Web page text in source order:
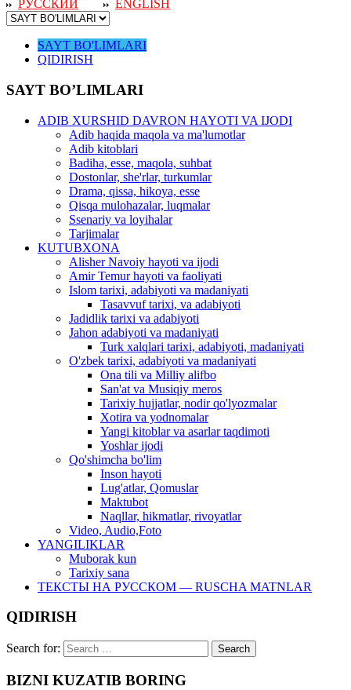
РУССКИЙ ENGLISH
SAYT BO'LIMLARI
QIDIRISH
SAYT BO’LIMLARI
ADIB XURSHID DAVRON HAYOTI VA IJODI
Adib haqida maqola va ma'lumotlar
Adib kitoblari
Badiha, esse, maqola, suhbat
Dostonlar, she'rlar, turkumlar
Drama, qissa, hikoya, esse
Qisqa mulohazalar, luqmalar
Ssenariy va loyihalar
Tarjimalar
KUTUBXONA
Alisher Navoiy hayoti va ijodi
Amir Temur hayoti va faoliyati
Islom tarixi, adabiyoti va madaniyati
Tasavvuf tarixi, va adabiyoti
Jadidlik tarixi va adabiyoti
Jahon adabiyoti va madaniyati
Turk xalqlari tarixi, adabiyoti, madaniyati
O'zbek tarixi, adabiyoti va madaniyati
Ona tili va Milliy alifbo
San'at va Musiqiy meros
Tarixiy hujjatlar, nodir qo'lyozmalar
Xotira va yodnomalar
Yangi kitoblar va asarlar taqdimoti
Yoshlar ijodi
Qo'shimcha bo'lim
Inson hayoti
Lug'atlar, Qomuslar
Maktubot
Naqllar, hikmatlar, rivoyatlar
Video, Audio,Foto
YANGILIKLAR
Muborak kun
Tarixiy sana
ТЕКСТЫ НА РУССКОМ — RUSCHA MATNLAR
QIDIRISH
Search for:
BIZNI KUZATIB BORING